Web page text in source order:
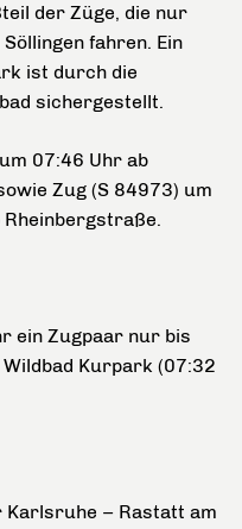
der Züge, die nur
fahren. Ein
ist durch die
sichergestellt.
07:46 Uhr ab
Zug (S 84973) um
Rheinbergstraße.
ein Zugpaar nur bis
Wildbad Kurpark (07:32
Karlsruhe – Rastatt am